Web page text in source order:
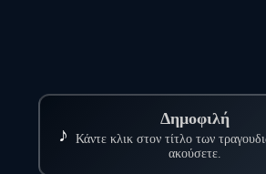
♪
Δημοφιλή
Κάντε κλικ στον τίτλο των
ακούσετε.